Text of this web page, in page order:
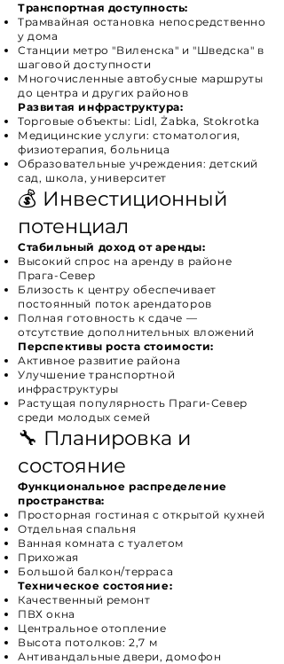
Транспортная доступность:
Трамвайная остановка непосредственно
у дома
Станции метро "Виленска" и "Шведска" в
шаговой доступности
Многочисленные автобусные маршруты
до центра и других районов
Развитая инфраструктура:
Торговые объекты: Lidl, Żabka, Stokrotka
Медицинские услуги: стоматология,
физиотерапия, больница
Образовательные учреждения: детский
сад, школа, университет
💰 Инвестиционный
потенциал
Стабильный доход от аренды:
Высокий спрос на аренду в районе
Прага-Север
Близость к центру обеспечивает
постоянный поток арендаторов
Полная готовность к сдаче —
отсутствие дополнительных вложений
Перспективы роста стоимости:
Активное развитие района
Улучшение транспортной
инфраструктуры
Растущая популярность Праги-Север
среди молодых семей
🔧 Планировка и
состояние
Функциональное распределение
пространства:
Просторная гостиная с открытой кухней
Отдельная спальня
Ванная комната с туалетом
Прихожая
Большой балкон/терраса
Техническое состояние:
Качественный ремонт
ПВХ окна
Центральное отопление
Высота потолков: 2,7 м
Антивандальные двери, домофон